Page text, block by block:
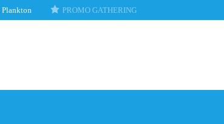
Plankton PROMO GATHERING